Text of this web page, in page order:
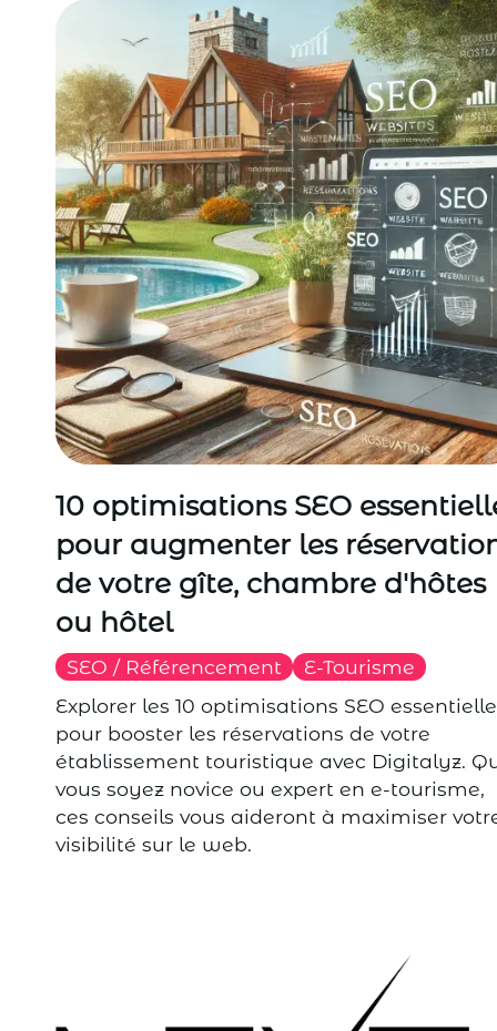
10 optimisations SEO
pour augmenter les
de votre gîte, chambre d'hôtes
ou hôtel
SEO / Référencement
E-Tourisme
Explorer les 10 optimisations SEO
pour booster les réservations de votre
établissement touristique avec Digitalyz.
vous soyez novice ou expert en e-tourisme,
ces conseils vous aideront à maximiser
visibilité sur le web.